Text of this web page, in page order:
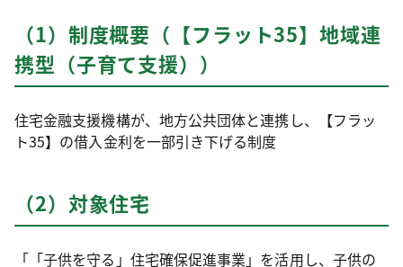
（1）制度概要（【フラット35】地域連
携型（子育て支援））
住宅金融支援機構が、地方公共団体と連携し、【フラッ
ト35】の借入金利を一部引き下げる制度
（2）対象住宅
「「子供を守る」住宅確保促進事業」を活用し、子供の